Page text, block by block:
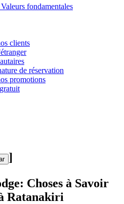
fondamentales
clients
de réservation
promotions
]
Choses à Savoir
Ratanakiri